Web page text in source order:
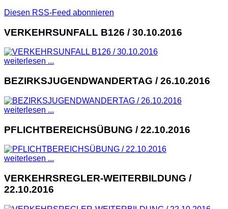
Diesen RSS-Feed abonnieren
VERKEHRSUNFALL B126 / 30.10.2016
weiterlesen ...
BEZIRKSJUGENDWANDERTAG / 26.10.2016
weiterlesen ...
PFLICHTBEREICHSÜBUNG / 22.10.2016
weiterlesen ...
VERKEHRSREGLER-WEITERBILDUNG /
22.10.2016